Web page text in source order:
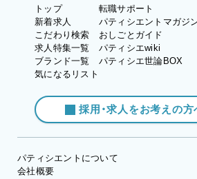
トップ
新着求人
こだわり検索
求人特集一覧
ブランド一覧
気になるリスト
転職サポート
パティシエントマガジ
おしごとガイド
パティシエwiki
パティシエ世論BOX
採用・求人をお考えの方
パティシエントについて
会社概要